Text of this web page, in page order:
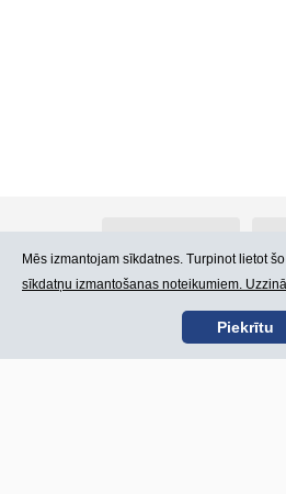
Kontakti
Mēs izmantojam sīkdatnes. Turpinot lietot
sīkdatņu izmantošanas noteikumiem.
Piekrītu